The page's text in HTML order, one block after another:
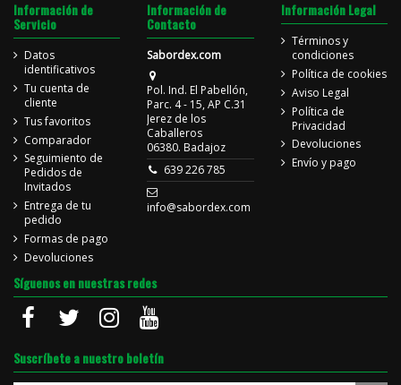
Información de
Servicio
Datos
identificativos
Tu cuenta de
cliente
Tus favoritos
Comparador
Seguimiento de
Pedidos de
Invitados
Entrega de tu
pedido
Formas de pago
Devoluciones
Información de
Contacto
Sabordex.com
Pol. Ind. El Pabellón,
Parc. 4 - 15, AP C.31
Jerez de los
Caballeros
06380. Badajoz
639 226 785
info@sabordex.com
Información Legal
Términos y
condiciones
Política de cookies
Aviso Legal
Política de
Privacidad
Devoluciones
Envío y pago
Síguenos en nuestras redes
Suscríbete a nuestro boletín